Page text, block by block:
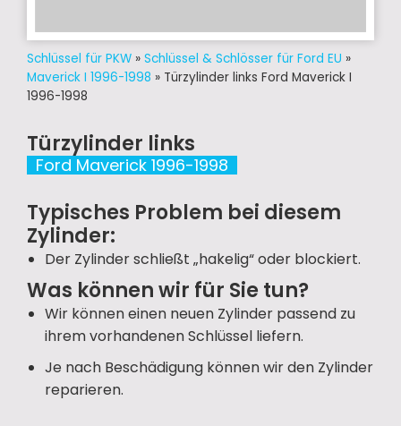
Schlüssel für PKW » Schlüssel & Schlösser für Ford EU »
Maverick I 1996-1998 » Türzylinder links Ford Maverick I
1996-1998
Türzylinder links
Ford Maverick 1996-1998
Typisches Problem bei diesem
Zylinder:
Der Zylinder schließt „hakelig“ oder blockiert.
Was können wir für Sie tun?
Wir können einen neuen Zylinder passend zu
ihrem vorhandenen Schlüssel liefern.
Je nach Beschädigung können wir den Zylinder
reparieren.